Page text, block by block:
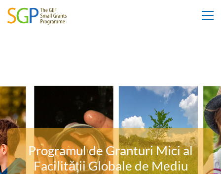
Programul de Granturi Mici al
Facilității Globale de Mediu